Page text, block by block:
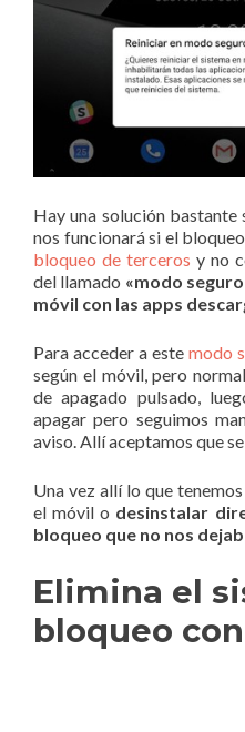
Hay una solución bastante
nos funcionará si el
bloqueo de terceros y no
del llamado «modo
móvil con las apps
Para acceder a este modo
según el móvil, pero
de apagado pulsado,
apagar pero seguimos
aviso. Allí aceptamos que
Una vez allí lo que
el móvil o desinstalar
bloqueo que no nos
Elimina el
bloqueo